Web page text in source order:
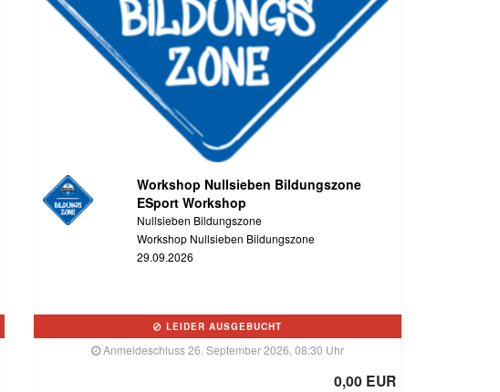
Workshop Nullsieben Bildungszone
ESport Workshop
Nullsieben Bildungszone
Workshop Nullsieben Bildungszone
29.09.2026
LEIDER AUSGEBUCHT
Anmeldeschluss 26. September 2026, 08:30 Uhr
0,00 EUR